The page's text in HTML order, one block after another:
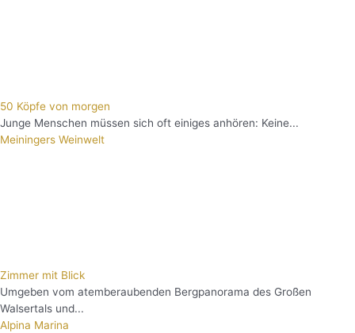
50 Köpfe von morgen
Junge Menschen müssen sich oft einiges anhören: Keine...
Meiningers Weinwelt
Zimmer mit Blick
Umgeben vom atemberaubenden Bergpanorama des Großen
Walsertals und...
Alpina Marina